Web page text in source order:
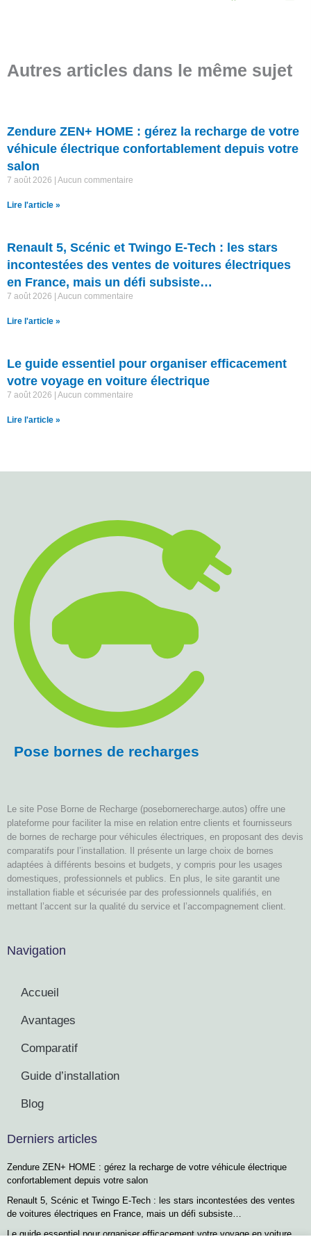
Autres articles dans le même sujet
Zendure ZEN+ HOME : gérez la recharge de votre
véhicule électrique confortablement depuis votre
salon
7 août 2026 Aucun commentaire
Lire l'article »
Renault 5, Scénic et Twingo E-Tech : les stars
incontestées des ventes de voitures électriques
en France, mais un défi subsiste…
7 août 2026 Aucun commentaire
Lire l'article »
Le guide essentiel pour organiser efficacement
votre voyage en voiture électrique
7 août 2026 Aucun commentaire
Lire l'article »
Pose bornes de recharges
Le site Pose Borne de Recharge (posebornerecharge.autos) offre une
plateforme pour faciliter la mise en relation entre clients et fournisseurs
de bornes de recharge pour véhicules électriques, en proposant des devis
comparatifs pour l’installation. Il présente un large choix de bornes
adaptées à différents besoins et budgets, y compris pour les usages
domestiques, professionnels et publics. En plus, le site garantit une
installation fiable et sécurisée par des professionnels qualifiés, en
mettant l’accent sur la qualité du service et l’accompagnement client.
Navigation
Accueil
Avantages
Comparatif
Guide d’installation
Blog
Derniers articles
Zendure ZEN+ HOME : gérez la recharge de votre véhicule électrique
confortablement depuis votre salon
Renault 5, Scénic et Twingo E-Tech : les stars incontestées des ventes
de voitures électriques en France, mais un défi subsiste…
Le guide essentiel pour organiser efficacement votre voyage en voiture